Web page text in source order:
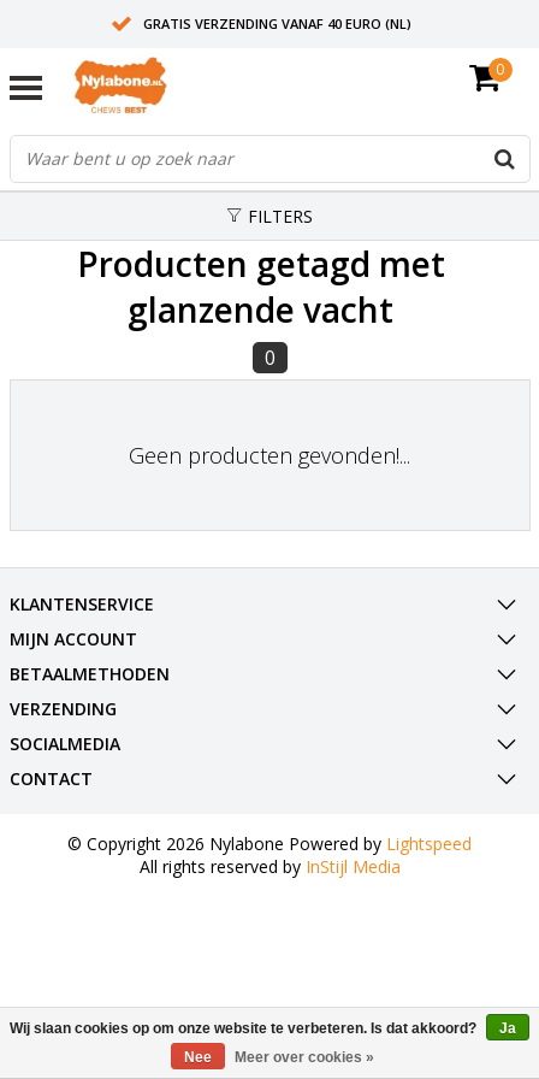
GRATIS VERZENDING VANAF 40 EURO (NL)
0
FILTERS
Producten getagd met
glanzende vacht
0
Geen producten gevonden!...
KLANTENSERVICE
MIJN ACCOUNT
BETAALMETHODEN
VERZENDING
SOCIALMEDIA
CONTACT
© Copyright 2026 Nylabone Powered by Lightspeed
All rights reserved by InStijl Media
Wij slaan cookies op om onze website te verbeteren. Is dat akkoord?
Ja
Nee
Meer over cookies »